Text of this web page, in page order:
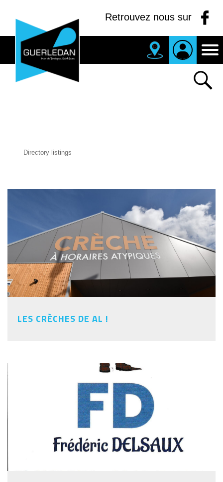
Retrouvez nous sur
Directory listings
LES CRÈCHES DE AL !